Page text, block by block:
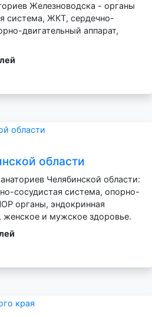
Железноводска - органы
система, ЖКТ, сердечно-
двигательный аппарат,
области
Челябинской области:
сосудистая система, опорно-
органы, эндокринная
женское и мужское здоровье.